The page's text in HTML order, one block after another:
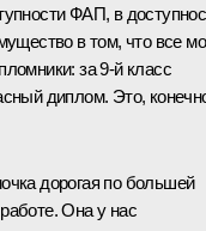
ФАП, в
в том, что все
за 9-й класс
диплом. Это,
дорогая по большей
Она у нас